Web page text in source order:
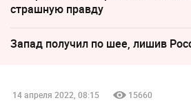
страшную правду
Запад получил по шее, лишив
14 апреля 2022, 08:15 15660